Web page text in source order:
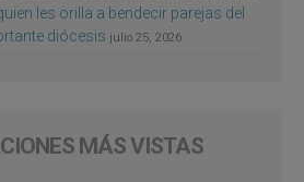
les orilla a bendecir parejas del
diócesis julio 25, 2026
MÁS VISTAS